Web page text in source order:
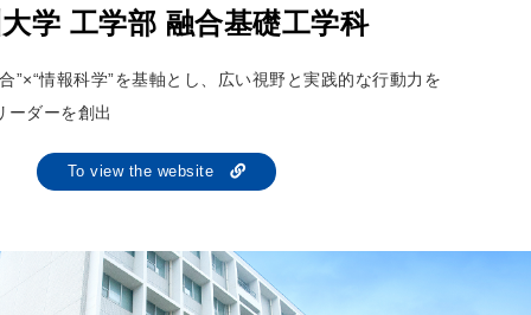
学 工学部 融合基礎工学科
”×“情報科学”を基軸とし、広い視野と実践的な行動力を
ーダーを創出
To view the website